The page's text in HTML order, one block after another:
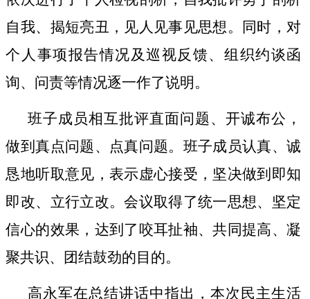
自我、揭短亮丑，见人见事见思想。同时，对
个人事项报告情况及巡视反馈、组织约谈函
询、问责等情况逐一作了说明。
班子成员相互批评直面问题、开诚布公，
做到真点问题、点真问题。班子成员认真、诚
恳地听取意见，表示虚心接受，坚决做到即知
即改、立行立改。会议取得了统一思想、坚定
信心的效果，达到了咬耳扯袖、共同提高、凝
聚共识、团结鼓劲的目的。
高永军在总结讲话中指出，本次民主生活